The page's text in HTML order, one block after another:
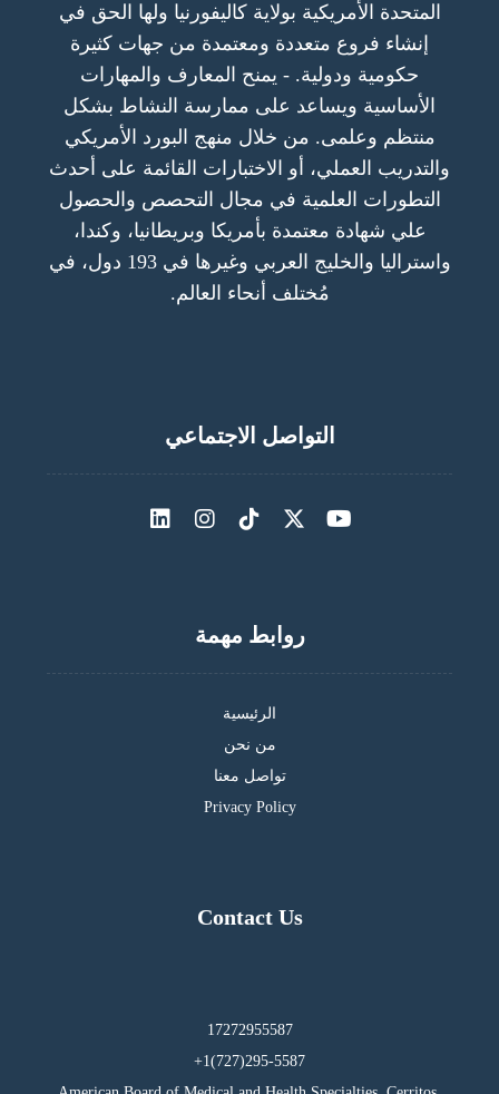
المتحدة الأمريكية بولاية كاليفورنيا ولها الحق في
إنشاء فروع متعددة ومعتمدة من جهات كثيرة
حكومية ودولية. - يمنح المعارف والمهارات
الأساسية ويساعد على ممارسة النشاط بشكل
منتظم وعلمى. من خلال منهج البورد الأمريكي
والتدريب العملي، أو الاختبارات القائمة على أحدث
التطورات العلمية في مجال التحصص والحصول
علي شهادة معتمدة بأمريكا وبريطانيا، وكندا،
واستراليا والخليج العربي وغيرها في 193 دول، في
مُختلف أنحاء العالم.
التواصل الاجتماعي
روابط مهمة
الرئيسية
من نحن
تواصل معنا
Privacy Policy
Contact Us
17272955587
295-5587(727)1+